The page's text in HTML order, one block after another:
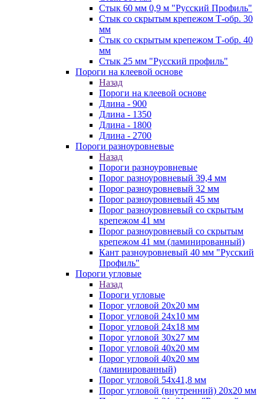
Стык 60 мм 0,9 м "Русский Профиль"
Стык со скрытым крепежом Т-обр. 30
мм
Стык со скрытым крепежом Т-обр. 40
мм
Стык 25 мм "Русский профиль"
Пороги на клеевой основе
Назад
Пороги на клеевой основе
Длина - 900
Длина - 1350
Длина - 1800
Длина - 2700
Пороги разноуровневые
Назад
Пороги разноуровневые
Порог разноуровневый 39,4 мм
Порог разноуровневый 32 мм
Порог разноуровневый 45 мм
Порог разноуровневый со скрытым
крепежом 41 мм
Порог разноуровневый со скрытым
крепежом 41 мм (ламинированный)
Кант разноуровневый 40 мм "Русский
Профиль"
Пороги угловые
Назад
Пороги угловые
Порог угловой 20х20 мм
Порог угловой 24х10 мм
Порог угловой 24х18 мм
Порог угловой 30х27 мм
Порог угловой 40х20 мм
Порог угловой 40х20 мм
(ламинированный)
Порог угловой 54х41,8 мм
Порог угловой (внутренний) 20х20 мм